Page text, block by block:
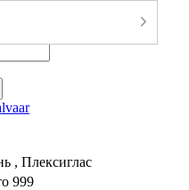
, Плексиглас
999